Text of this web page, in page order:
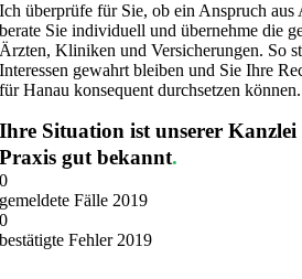
Ich überprüfe für Sie, ob ein Anspruch aus
berate Sie individuell und übernehme die
Ärzten, Kliniken und Versicherungen. So
Interessen gewahrt bleiben und Sie Ihre
für Hanau konsequent durchsetzen können.
Ihre Situation ist unserer Kanzlei
Praxis gut bekannt.
0
gemeldete Fälle 2019
0
bestätigte Fehler 2019